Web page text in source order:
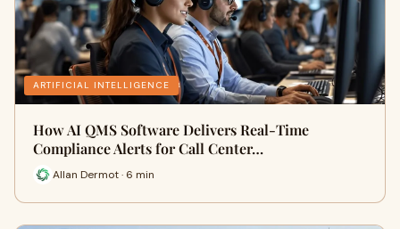
ARTIFICIAL INTELLIGENCE
How AI QMS Software Delivers Real-Time
Compliance Alerts for Call Center…
Allan Dermot · 6 min